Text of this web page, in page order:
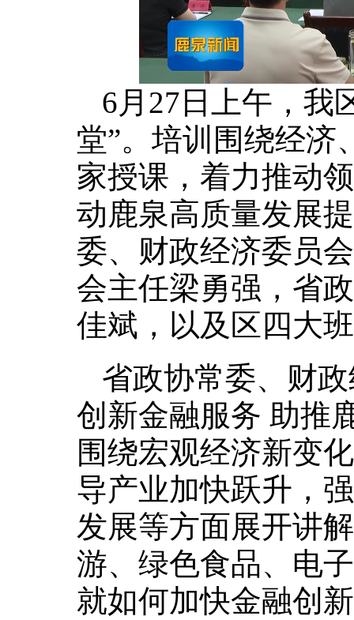
6月27日上午，我
堂”。培训围绕经济
家授课，着力推动
动鹿泉高质量发展
委、财政经济委员
会主任梁勇强，省
佳斌，以及区四大
省政协常委、财
创新金融服务 助推
围绕宏观经济新变
导产业加快跃升，
发展等方面展开讲
游、绿色食品、电
就如何加快金融创